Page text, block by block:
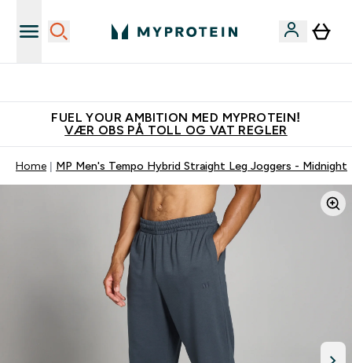
FUEL YOUR AMBITION MED MYPROTEIN!
VÆR OBS PÅ TOLL OG VAT REGLER
Home MP Men's Tempo Hybrid Straight Leg Joggers - Midnight